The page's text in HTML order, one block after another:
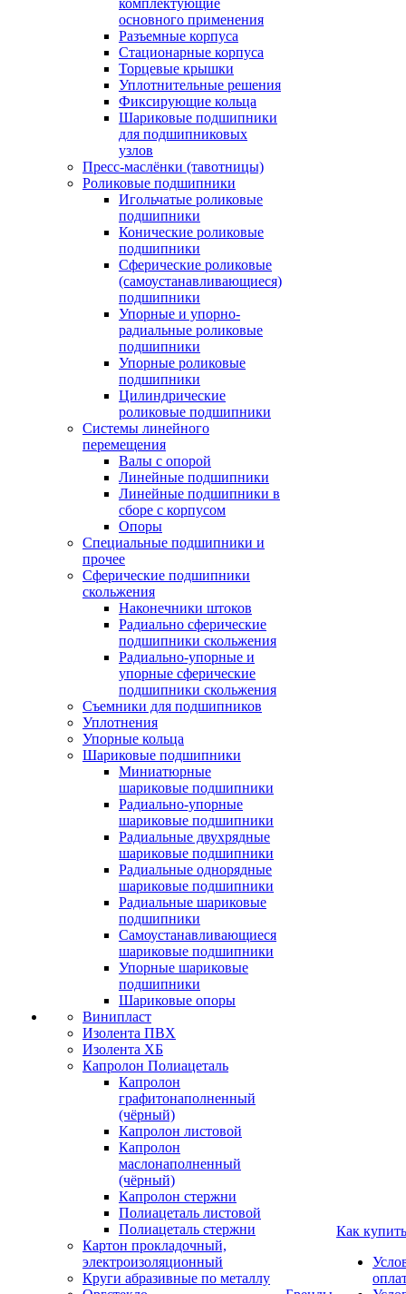
комплектующие
основного применения
Разъемные корпуса
Стационарные корпуса
Торцевые крышки
Уплотнительные решения
Фиксирующие кольца
Шариковые подшипники
для подшипниковых
узлов
Пресс-маслёнки (тавотницы)
Роликовые подшипники
Игольчатые роликовые
подшипники
Конические роликовые
подшипники
Сферические роликовые
(самоустанавливающиеся)
подшипники
Упорные и упорно-
радиальные роликовые
подшипники
Упорные роликовые
подшипники
Цилиндрические
роликовые подшипники
Системы линейного
перемещения
Валы с опорой
Линейные подшипники
Линейные подшипники в
сборе с корпусом
Опоры
Специальные подшипники и
прочее
Сферические подшипники
скольжения
Наконечники штоков
Радиально сферические
подшипники скольжения
Радиально-упорные и
упорные сферические
подшипники скольжения
Съемники для подшипников
Уплотнения
Упорные кольца
Шариковые подшипники
Миниатюрные
шариковые подшипники
Радиально-упорные
шариковые подшипники
Радиальные двухрядные
шариковые подшипники
Радиальные однорядные
шариковые подшипники
Радиальные шариковые
подшипники
Самоустанавливающиеся
шариковые подшипники
Упорные шариковые
подшипники
Шариковые опоры
Винипласт
Изолента ПВХ
Изолента ХБ
Капролон Полиацеталь
Капролон
графитонаполненный
(чёрный)
Капролон листовой
Капролон
маслонаполненный
(чёрный)
Капролон стержни
Полиацеталь листовой
Полиацеталь стержни
Картон прокладочный,
электроизоляционный
Круги абразивные по металлу
Как купить